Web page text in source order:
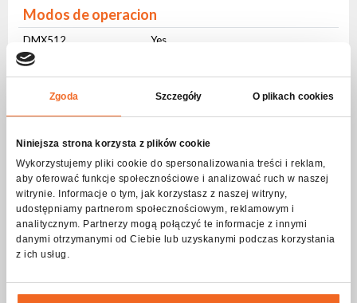
Zgoda Szczegóły O plikach cookies
Niniejsza strona korzysta z plików cookie
Wykorzystujemy pliki cookie do spersonalizowania treści i reklam,
aby oferować funkcje społecznościowe i analizować ruch w naszej
witrynie. Informacje o tym, jak korzystasz z naszej witryny,
udostępniamy partnerom społecznościowym, reklamowym i
analitycznym. Partnerzy mogą połączyć te informacje z innymi
danymi otrzymanymi od Ciebie lub uzyskanymi podczas korzystania
z ich usług.
Modos de operacion
DMX512
Yes
Control de sonido
Auto control
Yes
Master-slave
Yes
W-DMX/CRMX
Yes
IR control
Yes
Interfaz de usuario
Botones físicos
Yes
Pantalla LCD
Conectores